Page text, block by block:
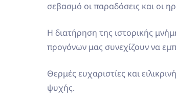
σεβασμό οι παραδόσεις και οι
Η διατήρηση της ιστορικής
προγόνων μας συνεχίζουν να
Θερμές ευχαριστίες και
ψυχής.